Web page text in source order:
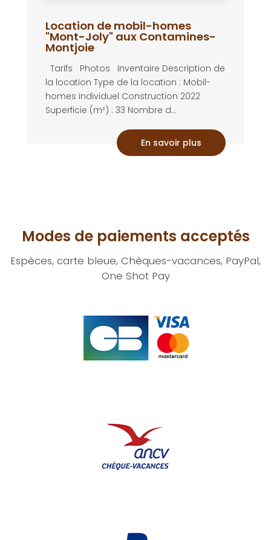
Location de mobil-homes
"Mont-Joly" aux Contamines-
Montjoie
Tarifs Photos Inventaire Description de
la location Type de la location : Mobil-
homes individuel Construction 2022
Superficie (m²) : 33 Nombre d...
En savoir plus
Modes de paiements acceptés
Espèces, carte bleue, Chèques-vacances, PayPal,
One Shot Pay